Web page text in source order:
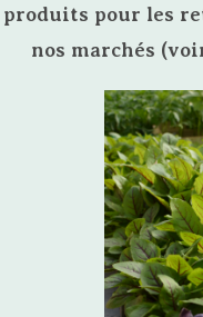
produits pour les
nos marchés